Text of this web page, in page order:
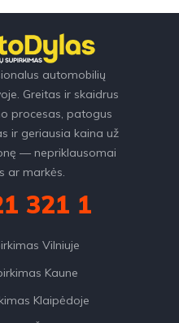
automobilių
Greitas ir skaidrus
procesas, patogus
ir geriausia kaina už
— nepriklausomai
ar markės.
321 1
Vilniuje
Kaune
Klaipėdoje